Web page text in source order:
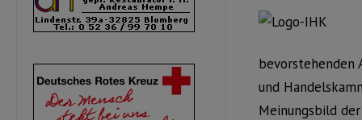
bevorstehenden
und
Meinungsbild